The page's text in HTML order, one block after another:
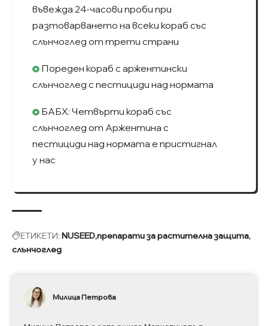
въвежда 24-часови проби при
разтоварването на всеки кораб със
слънчоглед от трети страни
Пореден кораб с аржентински
слънчоглед с пестициди над нормата
БАБХ: Четвърти кораб със
слънчоглед от Аржентина с
пестициди над нормата е пристигнал
у нас
ЕТИКЕТИ: NUSEEDпрепарати за растителна защита
слънчоглед
Милица Петрова